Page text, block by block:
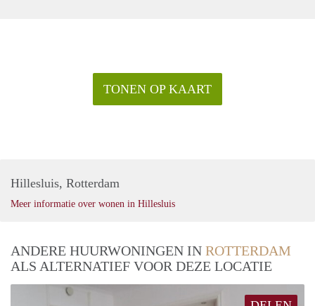
TONEN OP KAART
Hillesluis, Rotterdam
Meer informatie over wonen in Hillesluis
ANDERE HUURWONINGEN IN ROTTERDAM
ALS ALTERNATIEF VOOR DEZE LOCATIE